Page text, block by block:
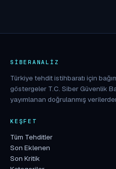
SIBERANALIZ
Türkiye tehdit istihbaratı için
göstergeler T.C. Siber Güvenlik
yayımlanan doğrulanmış
KEŞFET
Tüm Tehditler
Son Eklenen
Son Kritik